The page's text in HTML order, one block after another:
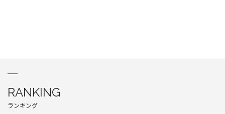
RANKING
ランキング